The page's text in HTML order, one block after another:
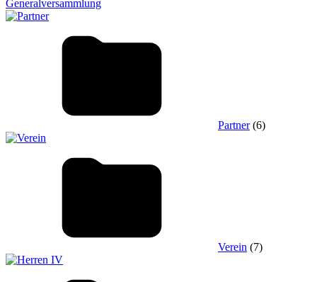
Generalversammlung
Partner (6)
Verein (7)